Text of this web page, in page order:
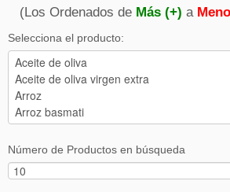
(Los Ordenados de Más (+) a
Selecciona el producto:
Número de Productos en búsqueda